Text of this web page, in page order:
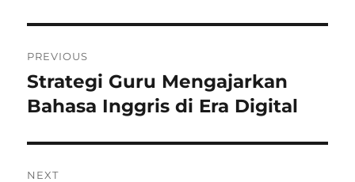
navigation
PREVIOUS
Previous
post:
Strategi Guru Mengajarkan
Bahasa Inggris di Era Digital
NEXT